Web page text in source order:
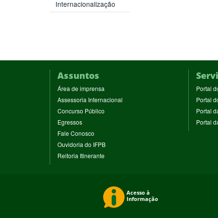
Internacionalização
Assuntos
Área de imprensa
em
nova
Assessoria Internacional
Concurso Público
Egressos(abre
nova
janela)
Fale Conosco
em
nova
janela)
Ouvidoria do IFPB(abre
Reitoria Itinerante(abre
Portal
Portal
Portal
Portal